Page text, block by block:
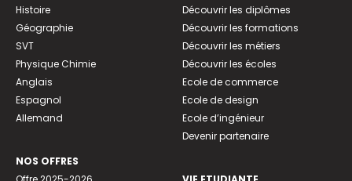
Histoire
Géographie
SVT
Physique Chimie
Anglais
Espagnol
Allemand
NOS OFFRES
Découvrir les diplômes
Découvrir les formations
Découvrir les métiers
Découvrir les écoles
Ecole de commerce
Ecole de design
Ecole d’ingénieur
Devenir partenaire